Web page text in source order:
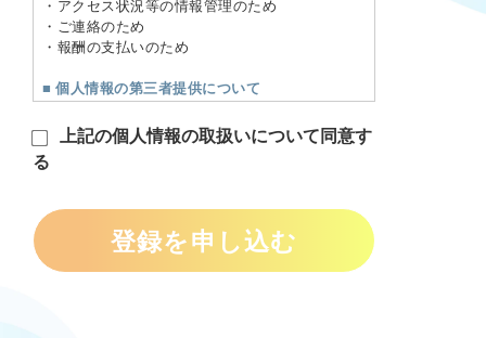
上記の個人情報の取扱いについて同意す
る
登録を申し込む